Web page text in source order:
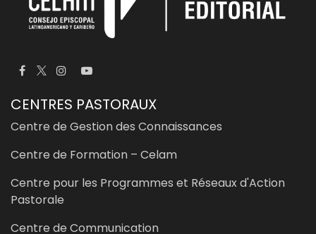
CENTRES PASTORAUX
Centre de Gestion des Connaissances
Centre de Formation – Celam
Centre pour les Programmes et Réseaux d'Action
Pastorale
Centre de Communication